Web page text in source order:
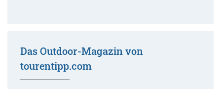
Das Outdoor-Magazin von
tourentipp.com